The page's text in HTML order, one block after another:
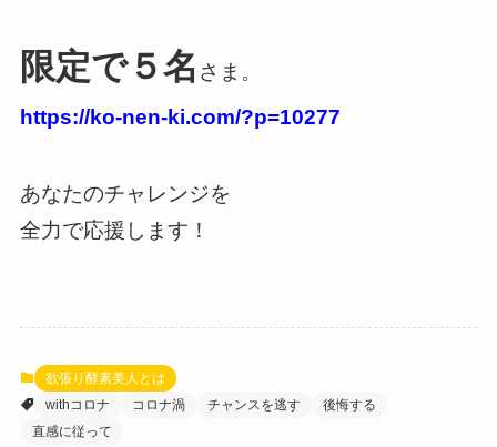
限定で５名 さま。
https://ko-nen-ki.com/?p=10277
あなたのチャレンジを
全力で応援します！
欲張り酵素美人とは
withコロナ
コロナ渦 チャンスを逃す
後悔する
直感に従って